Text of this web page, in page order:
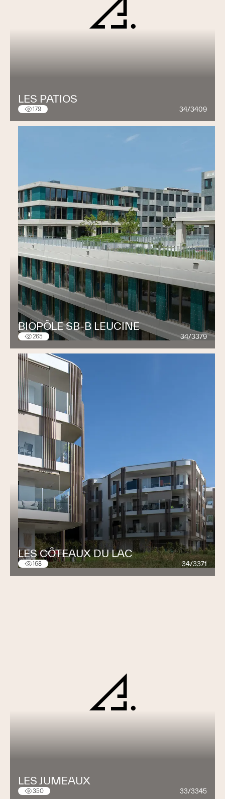
LES PATIOS
179 34/3409
BIOPÔLE SB-B LEUCINE
265 34/3379
LES CÔTEAUX DU LAC
168 34/3371
LES JUMEAUX
350 33/3345